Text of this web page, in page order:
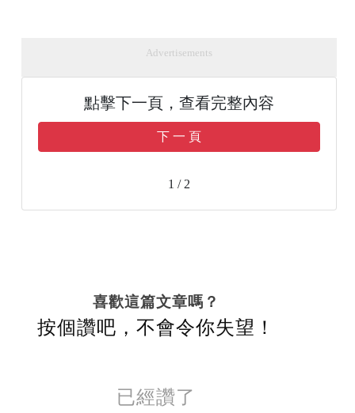
Advertisements
點擊下一頁，查看完整內容
下 一 頁
1 / 2
喜歡這篇文章嗎？
按個讚吧，不會令你失望！
已經讚了